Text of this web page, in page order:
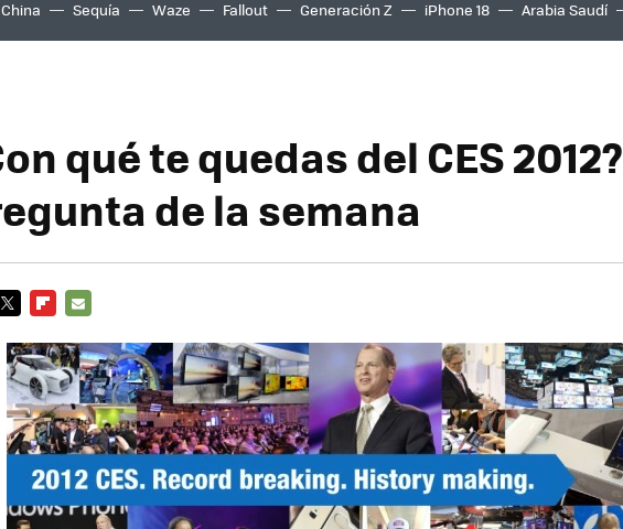
China Sequía Waze Fallout Generación Z iPhone 18 Arabia Saudí
qué te quedas del CES 2012?
de la semana
MAIL